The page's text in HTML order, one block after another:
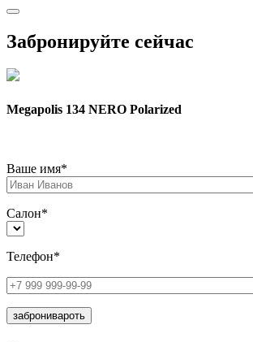
Забронируйте сейчас
Megapolis 134 NERO Polarized
Ваше имя*
Салон*
Телефон*